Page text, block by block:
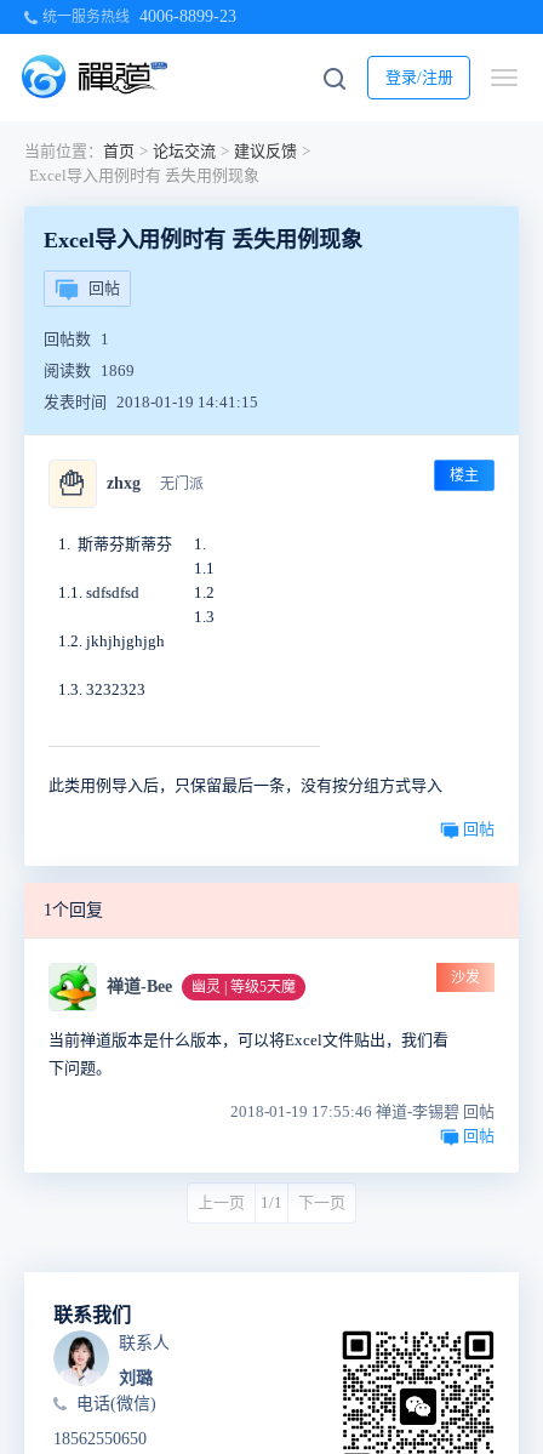
统一服务热线 4006-8899-23
登录/注册
当前位置： 首页 > 论坛交流 > 建议反馈 >
Excel导入用例时有 丢失用例现象
Excel导入用例时有 丢失用例现象
回帖
回帖数 1
阅读数 1869
发表时间
2018-01-19 14:41:15
🍟 zhxg 无门派 楼主
1. 斯蒂芬斯蒂芬
1.1. sdfsdfsd
1.2. jkhjhjghjgh
1.3. 3232323
1.
1.1
1.2
1.3
此类用例导入后，只保留最后一条，没有按分组方式导入
回帖
1个回复
禅道-Bee 幽灵 | 等级5天魔
沙发
当前禅道版本是什么版本，可以将Excel文件贴出，我们看
下问题。
2018-01-19 17:55:46 禅道-李锡碧 回帖
回帖
上一页 1/1 下一页
联系我们
联系人
刘璐
电话(微信)
18562550650